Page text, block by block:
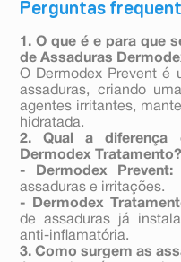
Perguntas
1. O que é e para que
de Assaduras
O Dermodex Prevent é
assaduras, criando
agentes irritantes,
hidratada.
2. Qual a diferença
Dermodex Tratamento?
- Dermodex Prevent:
assaduras e irritações.
- Dermodex
de assaduras já
anti-inflamatória.
3. Como surgem as